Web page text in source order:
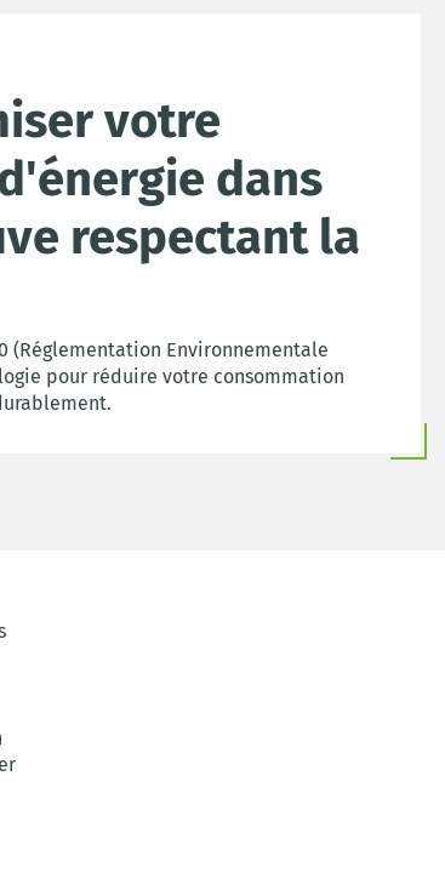
votre
dans
respectant la
(Réglementation Environnementale
pour réduire votre consommation